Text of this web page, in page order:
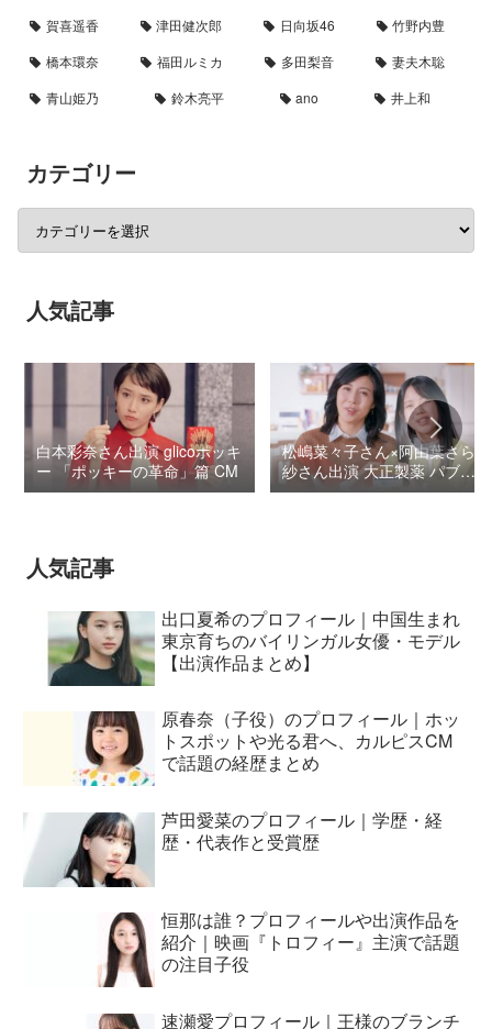
賀喜遥香
津田健次郎 日向坂46
竹野内豊
橋本環奈
福田ルミカ 多田梨音
妻夫木聡
青山姫乃
鈴木亮平 ano 井上和
カテゴリー
人気記事
白本彩奈さん出演 glicoポッキ
ー 「ポッキーの革命」篇 CM
松嶋菜々子さん×阿由葉さら
紗さん出演 大正製薬 パブロ
ンSゴールドW『いましよう
人気記事
出口夏希のプロフィール｜中国生まれ
東京育ちのバイリンガル女優・モデル
【出演作品まとめ】
原春奈（子役）のプロフィール｜ホッ
トスポットや光る君へ、カルピスCM
で話題の経歴まとめ
芦田愛菜のプロフィール｜学歴・経
歴・代表作と受賞歴
恒那は誰？プロフィールや出演作品を
紹介｜映画『トロフィー』主演で話題
の注目子役
速瀬愛プロフィール｜王様のブランチ